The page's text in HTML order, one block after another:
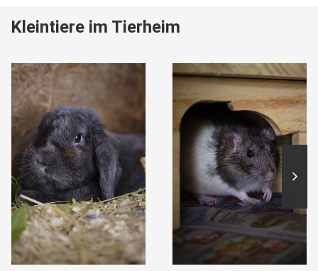
Kleintiere im Tierheim